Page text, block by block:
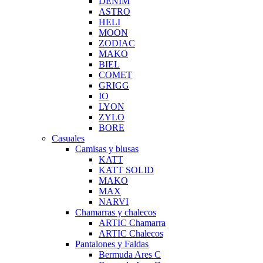
ASTRO
HELI
MOON
ZODIAC
MAKO
BIEL
COMET
GRIGG
IO
LYON
ZYLO
BORE
Casuales
Camisas y blusas
KATT
KATT SOLID
MAKO
MAX
NARVI
Chamarras y chalecos
ARTIC Chamarra
ARTIC Chalecos
Pantalones y Faldas
Bermuda Ares C